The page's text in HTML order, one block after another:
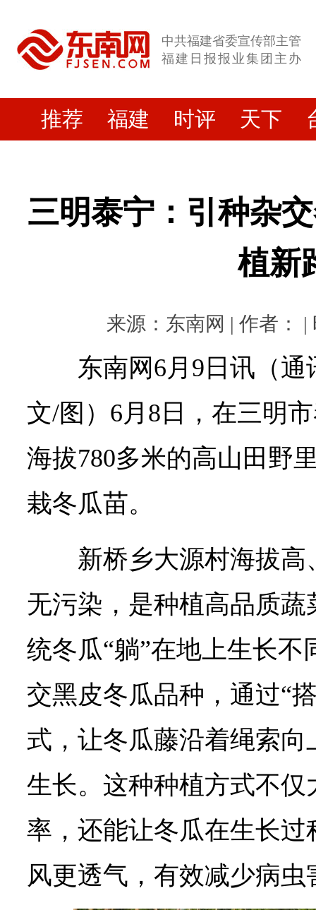
中共福建省委宣传部主管
福建日报报业集团主办
推荐 福建 时评 天下
三明泰宁：引种杂
植新
来源：东南网 | 作者： |
东南网6月9日讯（
文/图）6月8日，在三明
海拔780多米的高山田野
栽冬瓜苗。
新桥乡大源村海拔
无污染，是种植高品质
统冬瓜“躺”在地上生长
交黑皮冬瓜品种，通过“
式，让冬瓜藤沿着绳索
生长。这种种植方式不
率，还能让冬瓜在生长
风更透气，有效减少病虫